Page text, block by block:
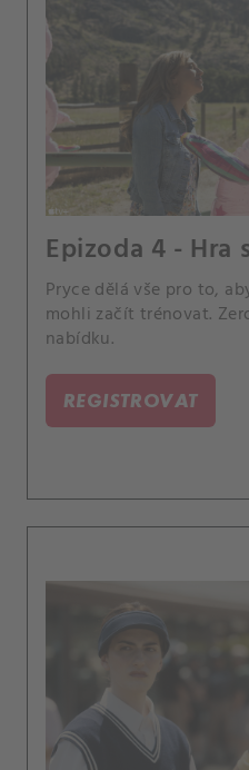
Epizoda 4 - Hra
Pryce dělá vše pro to,
mohli začít trénovat.
nabídku.
REGISTROVAT